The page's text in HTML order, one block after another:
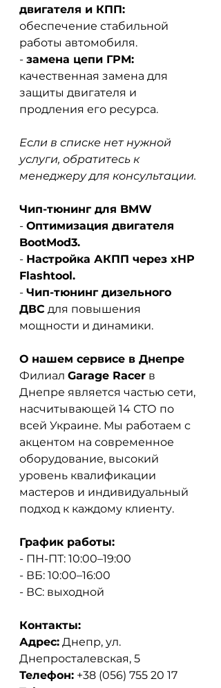
двигателя и КПП:
обеспечение стабильной
работы автомобиля.
- замена цепи ГРМ:
качественная замена для
защиты двигателя и
продления его ресурса.
Если в списке нет нужной
услуги, обратитесь к
менеджеру для консультации.
Чип-тюнинг для BMW
- Оптимизация двигателя
BootMod3.
- Настройка АКПП через xHP
Flashtool.
- Чип-тюнинг дизельного
ДВС для повышения
мощности и динамики.
О нашем сервисе в Днепре
Филиал Garage Racer в
Днепре является частью сети,
насчитывающей 14 СТО по
всей Украине. Мы работаем с
акцентом на современное
оборудование, высокий
уровень квалификации
мастеров и индивидуальный
подход к каждому клиенту.
График работы:
- ПН-ПТ: 10:00–19:00
- ВБ: 10:00–16:00
- ВС: выходной
Контакты:
Адрес: Днепр, ул.
Днепросталевская, 5
Телефон: +38 (056) 755 20 17